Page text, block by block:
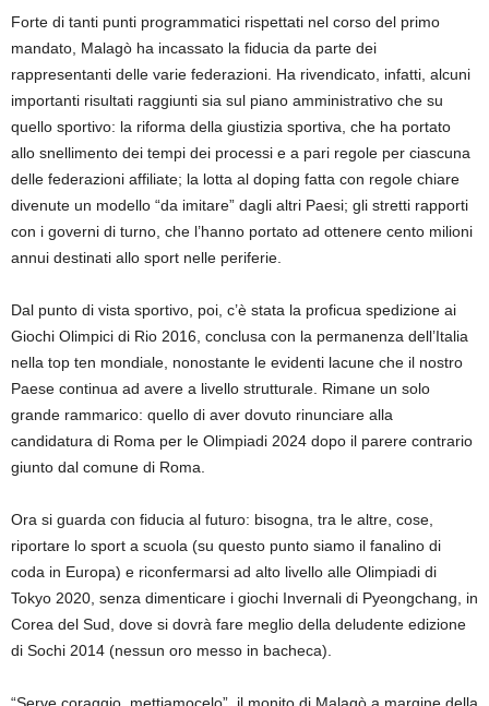
Forte di tanti punti programmatici rispettati nel corso del primo
mandato, Malagò ha incassato la fiducia da parte dei
rappresentanti delle varie federazioni. Ha rivendicato, infatti, alcuni
importanti risultati raggiunti sia sul piano amministrativo che su
quello sportivo: la riforma della giustizia sportiva, che ha portato
allo snellimento dei tempi dei processi e a pari regole per ciascuna
delle federazioni affiliate; la lotta al doping fatta con regole chiare
divenute un modello “da imitare” dagli altri Paesi; gli stretti rapporti
con i governi di turno, che l’hanno portato ad ottenere cento milioni
annui destinati allo sport nelle periferie.
Dal punto di vista sportivo, poi, c’è stata la proficua spedizione ai
Giochi Olimpici di Rio 2016, conclusa con la permanenza dell’Italia
nella top ten mondiale, nonostante le evidenti lacune che il nostro
Paese continua ad avere a livello strutturale. Rimane un solo
grande rammarico: quello di aver dovuto rinunciare alla
candidatura di Roma per le Olimpiadi 2024 dopo il parere contrario
giunto dal comune di Roma.
Ora si guarda con fiducia al futuro: bisogna, tra le altre, cose,
riportare lo sport a scuola (su questo punto siamo il fanalino di
coda in Europa) e riconfermarsi ad alto livello alle Olimpiadi di
Tokyo 2020, senza dimenticare i giochi Invernali di Pyeongchang, in
Corea del Sud, dove si dovrà fare meglio della deludente edizione
di Sochi 2014 (nessun oro messo in bacheca).
“Serve coraggio, mettiamocelo”, il monito di Malagò a margine della